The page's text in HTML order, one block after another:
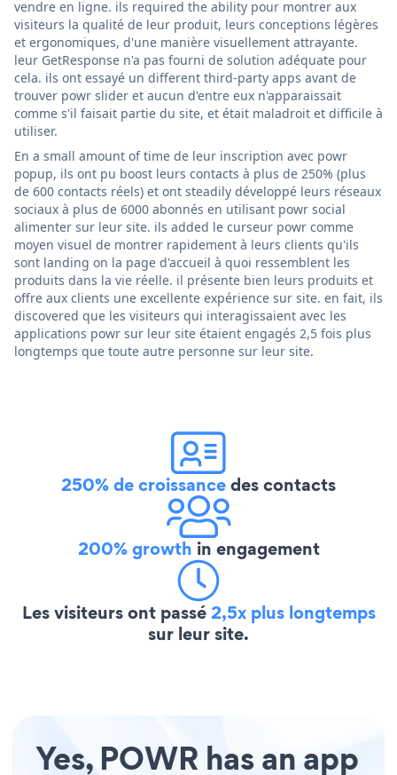
vendre en ligne. ils required the ability pour montrer aux
visiteurs la qualité de leur produit, leurs conceptions légères
et ergonomiques, d'une manière visuellement attrayante.
leur GetResponse n'a pas fourni de solution adéquate pour
cela. ils ont essayé un different third-party apps avant de
trouver powr slider et aucun d'entre eux n'apparaissait
comme s'il faisait partie du site, et était maladroit et difficile à
utiliser.
En a small amount of time de leur inscription avec powr
popup, ils ont pu boost leurs contacts à plus de 250% (plus
de 600 contacts réels) et ont steadily développé leurs réseaux
sociaux à plus de 6000 abonnés en utilisant powr social
alimenter sur leur site. ils added le curseur powr comme
moyen visuel de montrer rapidement à leurs clients qu'ils
sont landing on la page d'accueil à quoi ressemblent les
produits dans la vie réelle. il présente bien leurs produits et
offre aux clients une excellente expérience sur site. en fait, ils
discovered que les visiteurs qui interagissaient avec les
applications powr sur leur site étaient engagés 2,5 fois plus
longtemps que toute autre personne sur leur site.
250% de croissancedes contacts
200% growth in engagement
Les visiteurs ont passé2,5x plus longtemps
sur leur site.
Yes, POWR has an app